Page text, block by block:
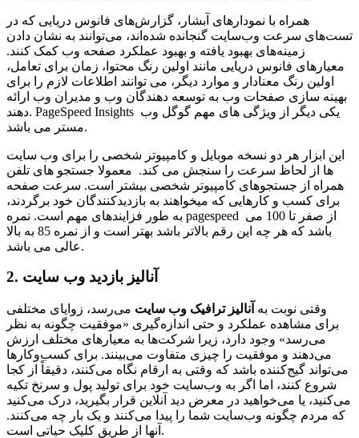
همراه با نمودارهای آبشار، گزارش‌های فانوس دریایی که در
تست‌های سرعت وب‌سایت گنجانده شده‌اند، می‌توانند به نشان دادن
زمینه‌های بهبود یافته و بهبود عملکرد صفحه وب کمک کنند.
معیارهای فانوس دریایی مانند اولین رنگ محتوا، زمان برای تعامل،
اولین رنگ معنادار و موارد دیگر، می توانند اطلاعات لازم را برای
بهینه سازی صفحات وب به توسعه دهندگان وب و مدیران وب ارائه
دهند. PageSpeed Insights یکی دیگر از ویژگی های مهم گوگل وب
مستر می باشد.
این ابزار هر دو نسخه موبایل و کامپیوتر شخصی را برای وب سایت
ها از لحاظ سرعت را سنجش می کند. معمولا جستجو های تلفن
همراه از جستجوهای کامپیوتر شخصی بیشتر است. سرعت صفحه
برای کسب و کارهایی که میخواهند به بازدیدکنندگان خود برگردند،
به طور فزایندهای مهم است. نمره pagespeed از صفر تا 100 می
باشد که هر چه این رقم بالاتر باشد بهتر است و از نمره 85 به بالا
عالی می باشد.
2. آنالیز بازدید وب سایت
وقتی نوبت به آنالیز ترافیک وب سایت می‌رسد، زوایای مختلفی
برای مشاهده عملکرد و حتی اندازه‌گیری «موفقیت چگونه به نظر
می‌رسد» وجود دارد، زیرا شرکت‌ها به معیارهای مختلف ارزش
می‌دهند و موفقیت را چیزی متفاوت می‌بینند. برای کسب‌وکارها
می‌تواند گیج‌کننده باشد که وقتی به ارقام نگاه می‌کنند، دقیقاً از کجا
شروع کنند، اما اگر به وب‌سایت خود برای تولید پول و سرنخ تکیه
می‌کنید، یا می‌خواهید در معرض دید آنلاین قرار بگیرید، درک می‌کنید
که مردم چگونه وب‌سایت شما را پیدا می‌کنند و یک بار چه می‌کنند.
آنها از طریق کلیک حیاتی است.